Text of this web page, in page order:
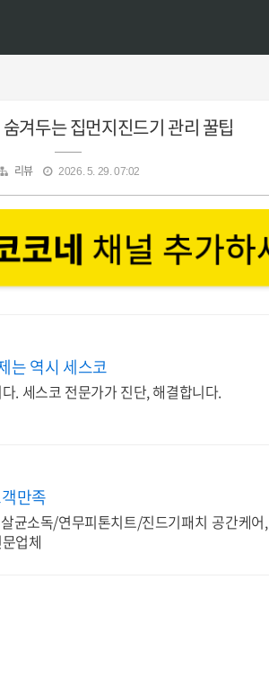
겨두는 집먼지진드기 관리 꿀팁
리뷰 2026. 5. 29. 07:02
는 역시 세스코
. 세스코 전문가가 진단, 해결합니다.
만족
균소독/연무피톤치트/진드기패치 공간케어,
업체